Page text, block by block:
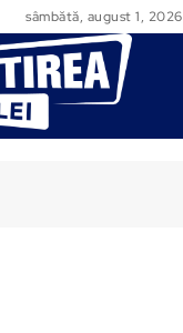
sâmbătă, august 1, 2026